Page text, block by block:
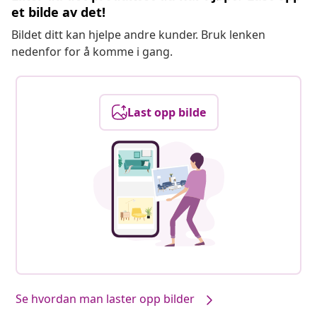
et bilde av det!
Bildet ditt kan hjelpe andre kunder. Bruk lenken
nedenfor for å komme i gang.
Last opp bilde
Se hvordan man laster opp bilder